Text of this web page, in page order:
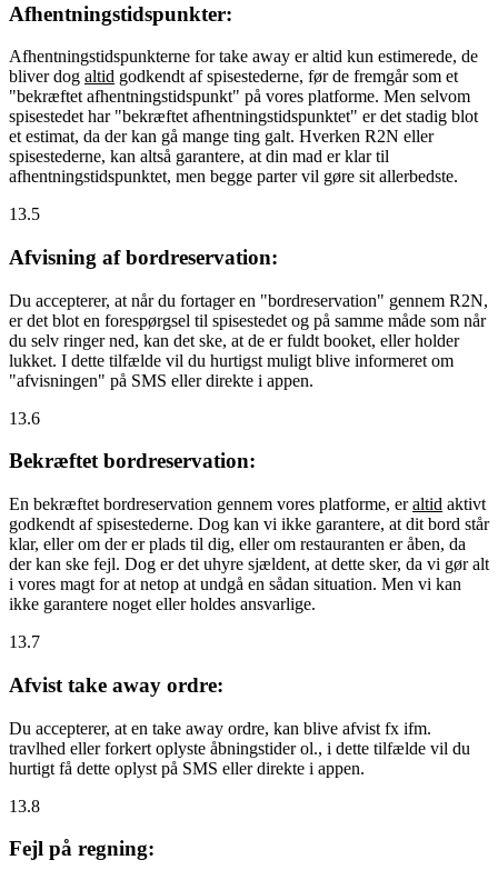
Afhentningstidspunkter:
Afhentningstidspunkterne for take away er altid kun estimerede, de
bliver dog altid godkendt af spisestederne, før de fremgår som et
"bekræftet afhentningstidspunkt" på vores platforme. Men selvom
spisestedet har "bekræftet afhentningstidspunktet" er det stadig blot
et estimat, da der kan gå mange ting galt. Hverken R2N eller
spisestederne, kan altså garantere, at din mad er klar til
afhentningstidspunktet, men begge parter vil gøre sit allerbedste.
13.5
Afvisning af bordreservation:
Du accepterer, at når du fortager en "bordreservation" gennem R2N,
er det blot en forespørgsel til spisestedet og på samme måde som når
du selv ringer ned, kan det ske, at de er fuldt booket, eller holder
lukket. I dette tilfælde vil du hurtigst muligt blive informeret om
"afvisningen" på SMS eller direkte i appen.
13.6
Bekræftet bordreservation:
En bekræftet bordreservation gennem vores platforme, eraltid aktivt
godkendt af spisestederne. Dog kan vi ikke garantere, at dit bord står
klar, eller om der er plads til dig, eller om restauranten er åben, da
der kan ske fejl. Dog er det uhyre sjældent, at dette sker, da vi gør alt
i vores magt for at netop at undgå en sådan situation. Men vi kan
ikke garantere noget eller holdes ansvarlige.
13.7
Afvist take away ordre:
Du accepterer, at en take away ordre, kan blive afvist fx ifm.
travlhed eller forkert oplyste åbningstider ol., i dette tilfælde vil du
hurtigt få dette oplyst på SMS eller direkte i appen.
13.8
Fejl på regning: